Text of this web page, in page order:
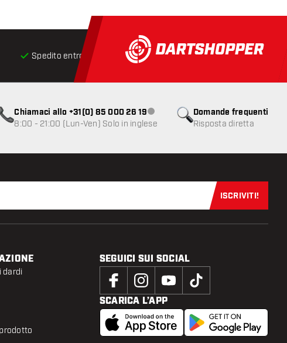
Spedito entro 24 ore Spedizione gratuitada € 75
Domande frequenti
Risposta diretta
Chiamaci allo +31(0) 85 000 26 19Servizio clienti non disponibile
8:00 - 21:00 (Lun-Ven) Solo in inglese
Iscriviti
ISCRIVITI!
dardi
SEGUICI SUI SOCIAL
SCARICA L’APP